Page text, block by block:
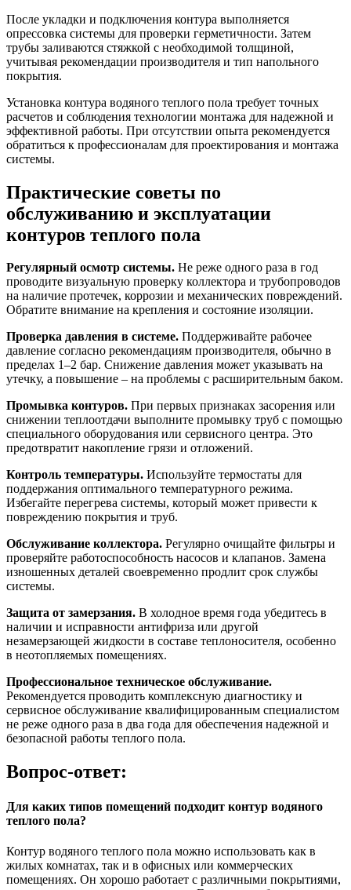
После укладки и подключения контура выполняется
опрессовка системы для проверки герметичности. Затем
трубы заливаются стяжкой с необходимой толщиной,
учитывая рекомендации производителя и тип напольного
покрытия.
Установка контура водяного теплого пола требует точных
расчетов и соблюдения технологии монтажа для надежной и
эффективной работы. При отсутствии опыта рекомендуется
обратиться к профессионалам для проектирования и монтажа
системы.
Практические советы по
обслуживанию и эксплуатации
контуров теплого пола
Регулярный осмотр системы. Не реже одного раза в год
проводите визуальную проверку коллектора и трубопроводов
на наличие протечек, коррозии и механических повреждений.
Обратите внимание на крепления и состояние изоляции.
Проверка давления в системе. Поддерживайте рабочее
давление согласно рекомендациям производителя, обычно в
пределах 1–2 бар. Снижение давления может указывать на
утечку, а повышение – на проблемы с расширительным баком.
Промывка контуров. При первых признаках засорения или
снижении теплоотдачи выполните промывку труб с помощью
специального оборудования или сервисного центра. Это
предотвратит накопление грязи и отложений.
Контроль температуры. Используйте термостаты для
поддержания оптимального температурного режима.
Избегайте перегрева системы, который может привести к
повреждению покрытия и труб.
Обслуживание коллектора. Регулярно очищайте фильтры и
проверяйте работоспособность насосов и клапанов. Замена
изношенных деталей своевременно продлит срок службы
системы.
Защита от замерзания. В холодное время года убедитесь в
наличии и исправности антифриза или другой
незамерзающей жидкости в составе теплоносителя, особенно
в неотопляемых помещениях.
Профессиональное техническое обслуживание.
Рекомендуется проводить комплексную диагностику и
сервисное обслуживание квалифицированным специалистом
не реже одного раза в два года для обеспечения надежной и
безопасной работы теплого пола.
Вопрос-ответ:
Для каких типов помещений подходит контур водяного
теплого пола?
Контур водяного теплого пола можно использовать как в
жилых комнатах, так и в офисных или коммерческих
помещениях. Он хорошо работает с различными покрытиями,